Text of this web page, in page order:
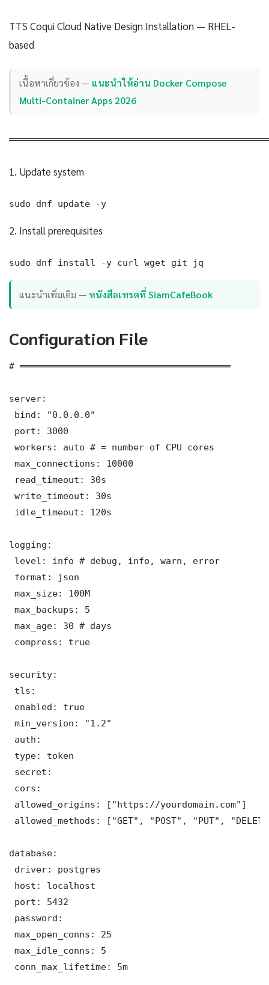
TTS Coqui Cloud Native Design Installation — RHEL-
based
เนื้อหาเกี่ยวข้อง — แนะนำให้อ่าน Docker Compose
Multi-Container Apps 2026
1. Update system
sudo dnf update -y
2. Install prerequisites
sudo dnf install -y curl wget git jq
แนะนำเพิ่มเติม — หนังสือเทรดที่ SiamCafeBook
Configuration File
# ═══════════════════════════════════════
server:
bind: "0.0.0.0"
port: 3000
workers: auto # = number of CPU cores
max_connections: 10000
read_timeout: 30s
write_timeout: 30s
idle_timeout: 120s
logging:
level: info # debug, info, warn, error
format: json
max_size: 100M
max_backups: 5
max_age: 30 # days
compress: true
security:
tls:
enabled: true
min_version: "1.2"
auth:
type: token
secret:
cors:
allowed_origins: ["https://yourdomain.com"]
allowed_methods: ["GET", "POST", "PUT",
database:
driver: postgres
host: localhost
port: 5432
password:
max_open_conns: 25
max_idle_conns: 5
conn_max_lifetime: 5m